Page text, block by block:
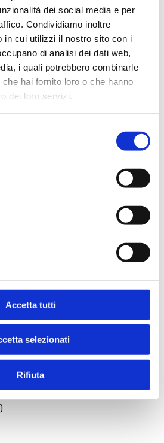
dei social media e per
Condividiamo inoltre
in cui utilizzi il nostro sito con i
di analisi dei dati web,
i quali potrebbero combinarle
hai fornito loro o che hanno
dei loro servizi.
Accetta tutti
selezionati
Rifiuta
(5)
(4)
sport
(5)
(1)